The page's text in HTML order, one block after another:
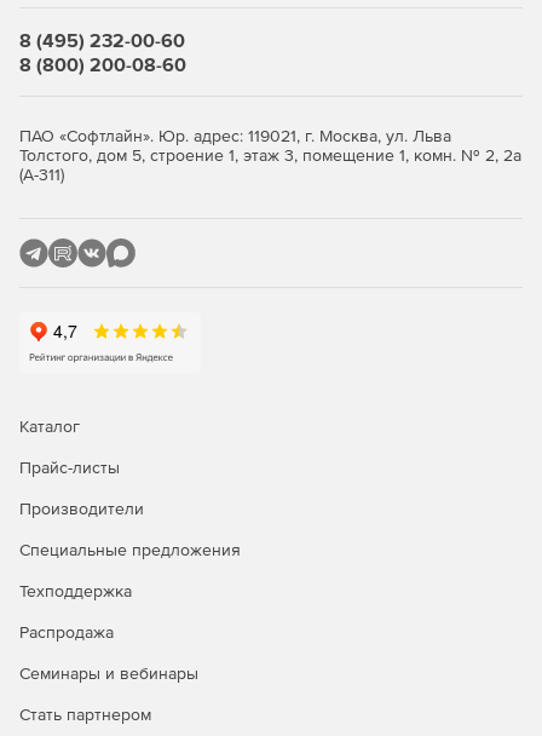
8 (495) 232-00-60
8 (800) 200-08-60
ПАО «Софтлайн». Юр. адрес: 119021, г. Москва, ул. Льва
Толстого, дом 5, строение 1, этаж 3, помещение 1, комн. № 2, 2а
(А-311)
Каталог
Прайс-листы
Производители
Специальные предложения
Техподдержка
Распродажа
Семинары и вебинары
Стать партнером